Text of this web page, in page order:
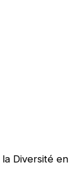
Diversité en